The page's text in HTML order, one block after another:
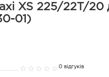
XS 225/22T/20
01)
0 відгуків